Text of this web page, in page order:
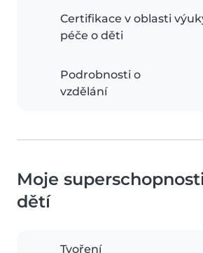
Certifikace v oblasti
péče o děti
Podrobnosti o
vzdělání
Moje
dětí
Tvoření